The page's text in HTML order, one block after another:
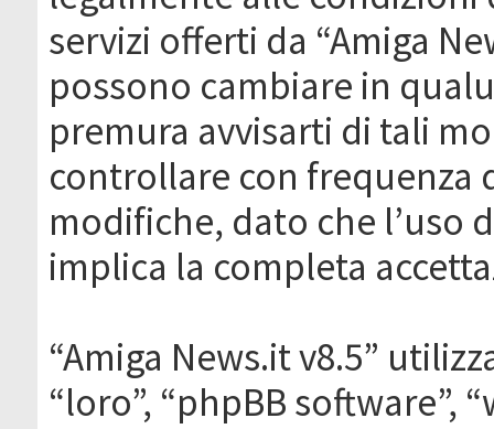
servizi offerti da “Amiga
possono cambiare in
premura avvisarti di tali
controllare con frequenza
modifiche, dato che l’uso
implica la completa
“Amiga News.it v8.5”
“loro”, “phpBB software”,